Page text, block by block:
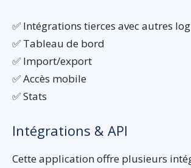
✅ Intégrations tierces avec autres
✅ Tableau de bord
✅ Import/export
✅ Accès mobile
✅ Stats
Intégrations & API
Cette application offre plusieurs